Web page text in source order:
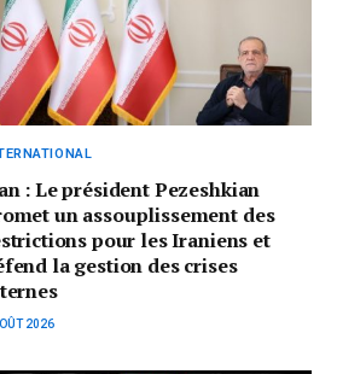
: Le président Pezeshkian
un assouplissement des
pour les Iraniens et
la gestion des crises
2026